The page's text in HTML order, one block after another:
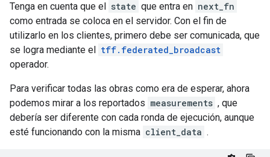
Tenga en cuenta que el state que entra en next_fn
como entrada se coloca en el servidor. Con el fin de
utilizarlo en los clientes, primero debe ser comunicada, que
se logra mediante el tff.federated_broadcast
operador.
Para verificar todas las obras como era de esperar, ahora
podemos mirar a los reportados measurements , que
debería ser diferente con cada ronda de ejecución, aunque
esté funcionando con la misma client_data .